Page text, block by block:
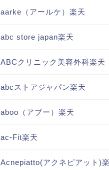
aarke（アールケ）楽天
abc store japan楽天
ABCクリニック美容外科楽天
abcストアジャパン楽天
aboo（アブー）楽天
ac-Fit楽天
Acnepiatto(アクネピアット)楽